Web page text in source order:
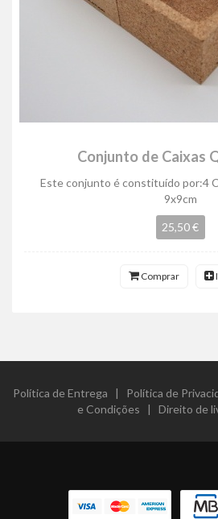
Conjunto de Caixas
Este conjunto é constituído por:4
9x9cm
25,50 €
Comprar
Política de Entrega | Política de
e Condições | Direito de